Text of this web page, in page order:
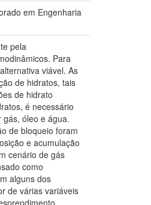
em Engenharia
pela
Para
viável. As
de hidratos, tais
de hidrato
é necessário
óleo e água.
de bloqueio foram
e acumulação
cenário de gás
como
alguns dos
de várias variáveis